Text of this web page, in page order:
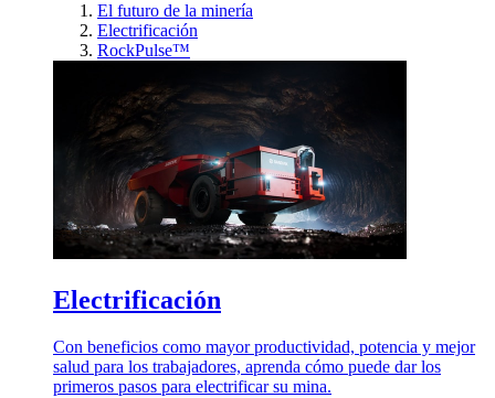
El futuro de la minería
Electrificación
RockPulse™
Electrificación
Con beneficios como mayor productividad, potencia y mejor
salud para los trabajadores, aprenda cómo puede dar los
primeros pasos para electrificar su mina.